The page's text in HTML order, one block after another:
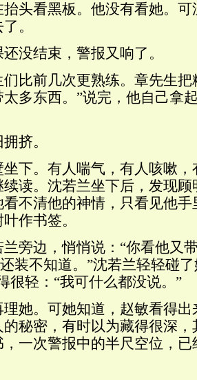
头看黑板。他没有看她。
。
没结束，警报又响了。
比前几次更熟练。章先生把
多东西。”说完，他自己拿
挤。
下。有人喘气，有人咳嗽
读。沈若兰坐下后，发现
看不清他的神情，只看见他
作书签。
旁边，悄悄说：“你看他又
还装不知道。”沈若兰轻轻碰
很轻：“我可什么都没说。”
她。可她知道，赵敏看得
秘密，有时以为藏得很深
一次警报中的半尺空位，